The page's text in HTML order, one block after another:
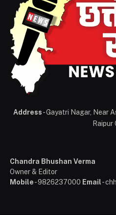
Address- Gayatri Nagar, Near
Raipur
Chandra Bhushan Verma
Owner & Editor
Mobile- 9826237000 Email-